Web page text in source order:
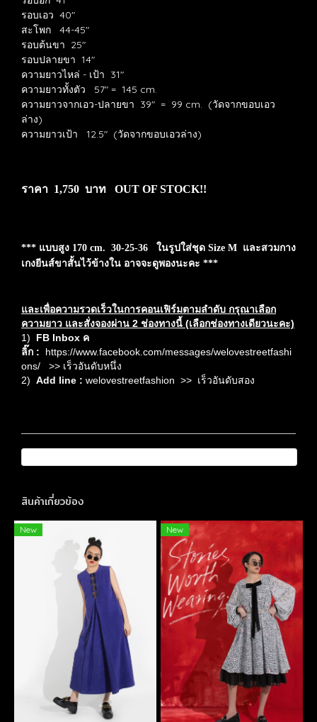
รอบเอว 40"
สะโพก 44-45"
รอบต้นขา 25"
รอบปลายขา 14"
ความยาวไหล่ - เป้า 31"
ความยาวทั้งตัว 57" = 145 cm.
ความยาวจากเอว-ปลายขา 39" = 99 cm. (วัดจากขอบเอว
ล่าง)
ความยาวเป้า 12.5" (วัดจากขอบเอวล่าง)
ราคา 1,750 บาท OUT OF STOCK!!
*** แบบสูง 170 cm. 30-25-36 ในรูปใส่ชุด Size M และสวมกาง
เกงยีนส์ขาสั้นไว้ข้างใน อาจจะดูพองนะคะ ***
และเพื่อความรวดเร็วในการคอนเฟิร์มตามลำดับ กรุณาเลือก
ความยาว และสั่งจองผ่าน 2 ช่องทางนี้ (เลือกช่องทางเดียวนะคะ)
1) FB Inbox ค
ลิ๊ก :
https://www.facebook.com/messages/welovestreetfashi
ons/
>> เร็วอันดับหนึ่ง
2) Add line : welovestreetfashion >> เร็วอันดับสอง
สินค้าเกี่ยวข้อง
New New